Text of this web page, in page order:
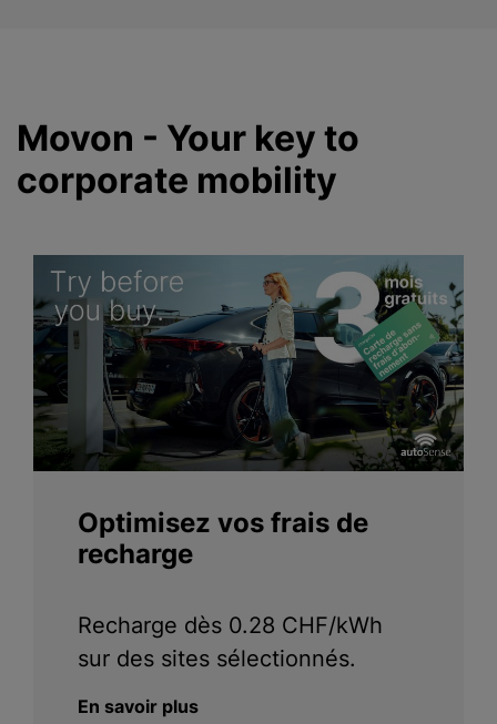
Movon - Your key to
corporate mobility
Optimisez vos frais de
recharge
Recharge dès 0.28 CHF/kWh
sur des sites sélectionnés.
En savoir plus